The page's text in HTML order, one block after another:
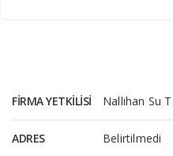
FIRMA YETKILISI Nallıhan Su
ADRES Belirtilmedi